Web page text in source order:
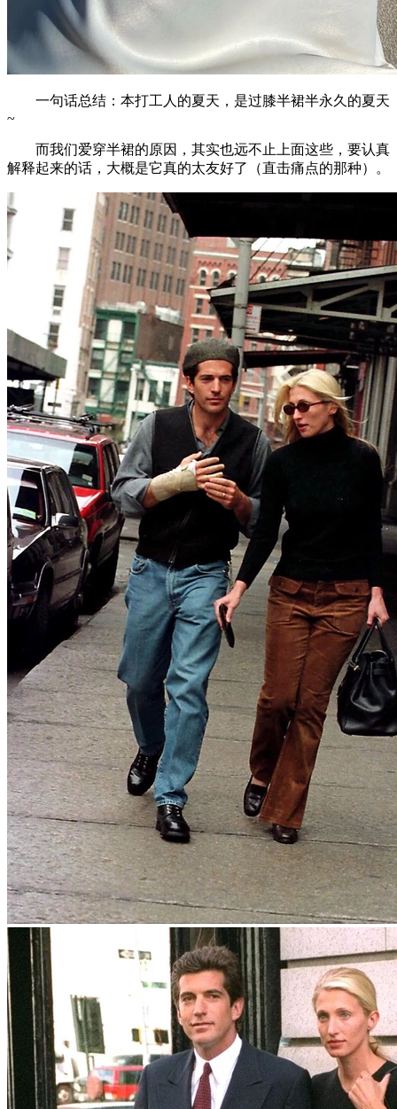
一句话总结：本打工人的夏天，是过膝半裙半永久的夏天
~
而我们爱穿半裙的原因，其实也远不止上面这些，要认真
解释起来的话，大概是它真的太友好了（直击痛点的那种）。